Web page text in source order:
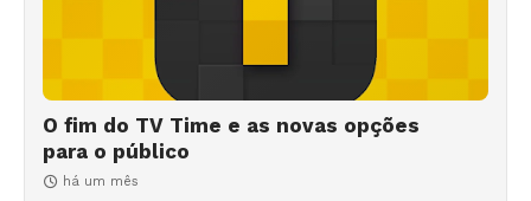
O fim do TV Time e as novas opções
para o público
há um mês